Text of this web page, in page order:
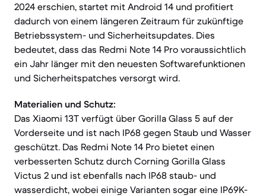
2024 erschien, startet mit Android 14 und profitiert
dadurch von einem längeren Zeitraum für zukünftige
Betriebssystem- und Sicherheitsupdates. Dies
bedeutet, dass das Redmi Note 14 Pro voraussichtlich
ein Jahr länger mit den neuesten Softwarefunktionen
und Sicherheitspatches versorgt wird.
Materialien und Schutz:
Das Xiaomi 13T verfügt über Gorilla Glass 5 auf der
Vorderseite und ist nach IP68 gegen Staub und Wasser
geschützt. Das Redmi Note 14 Pro bietet einen
verbesserten Schutz durch Corning Gorilla Glass
Victus 2 und ist ebenfalls nach IP68 staub- und
wasserdicht, wobei einige Varianten sogar eine IP69K-